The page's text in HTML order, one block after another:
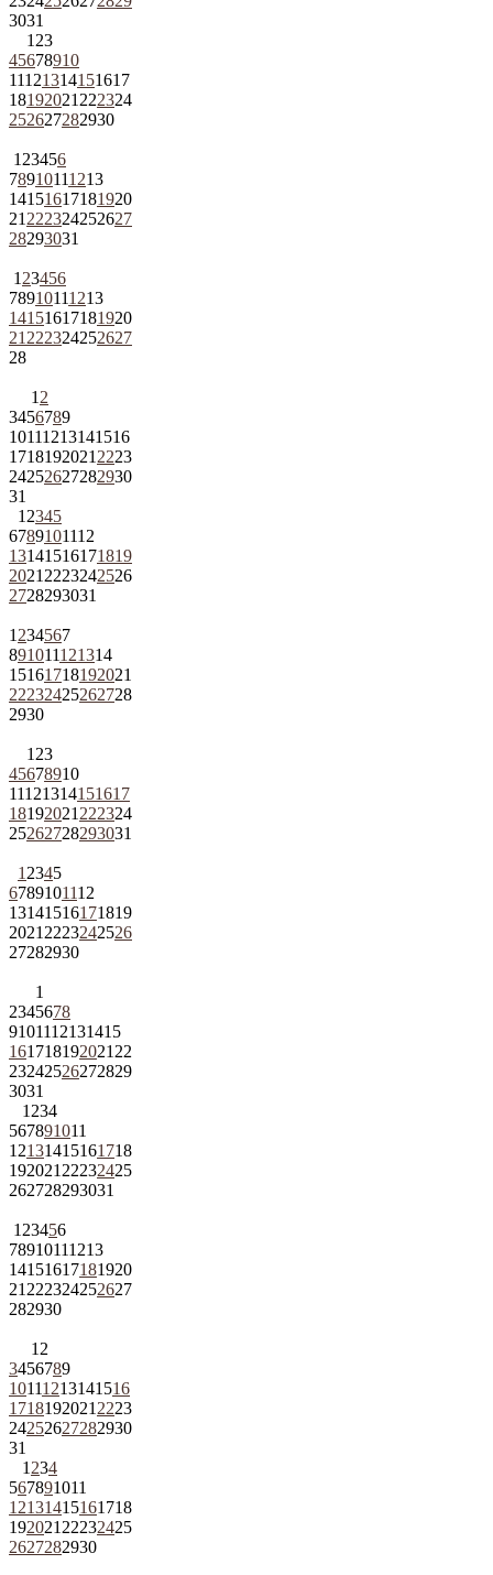
3031
1 23
45678910
11121314151617
18192021 222324
252627282930
1 23456
78910111213
14151617181920
21 222324252627
28293031
1 23456
78910111213
14151617181920
21 222324252627
28
1 2
3456789
10111213141516
1718192021 2223
24252627282930
31
1 2345
6789101112
13141516171819
2021 2223242526
2728293031
1 234567
891011121314
15161718192021
22232425262728
2930
1 23
45678910
11121314151617
18192021 222324
25262728293031
1 2345
6789101112
13141516171819
2021 2223242526
27282930
1
2345678
9101112131415
161718192021 22
23242526272829
3031
1 234
567891011
12131415161718
192021 22232425
262728293031
1 23456
78910111213
14151617181920
21 222324252627
282930
1 2
3456789
10111213141516
1718192021 2223
24252627282930
31
1 234
567891011
12131415161718
192021 22232425
2627282930